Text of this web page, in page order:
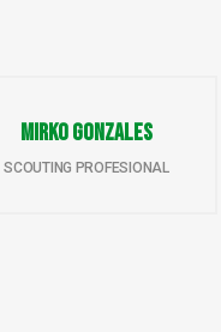
Mirko Gonzales
SCOUTING PROFESIONAL